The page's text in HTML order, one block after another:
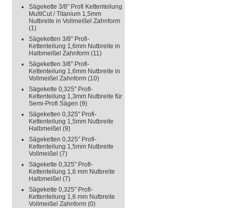
Sägekette 3/8" Profi Kettenteilung
MultiCut / Titanium 1,5mm
Nutbreite in Vollmeißel Zahnform
(1)
Sägeketten 3/8" Profi-
Kettenteilung 1,6mm Nutbreite in
Halbmeißel Zahnform (11)
Sägeketten 3/8" Profi-
Kettenteilung 1,6mm Nutbreite in
Vollmeißel Zahnform (10)
Sägekette 0,325" Profi-
Kettenteilung 1,3mm Nutbreite für
Semi-Profi Sägen (9)
Sägeketten 0,325" Profi-
Kettenteilung 1,5mm Nutbreite
Halbmeißel (9)
Sägeketten 0,325" Profi-
Kettenteilung 1,5mm Nutbreite
Vollmeißel (7)
Sägekette 0,325" Profi-
Kettenteilung 1,6 mm Nutbreite
Halbmeißel (7)
Sägekette 0,325" Profi-
Kettenteilung 1,6 mm Nutbreite
Vollmeißel Zahnform (0)